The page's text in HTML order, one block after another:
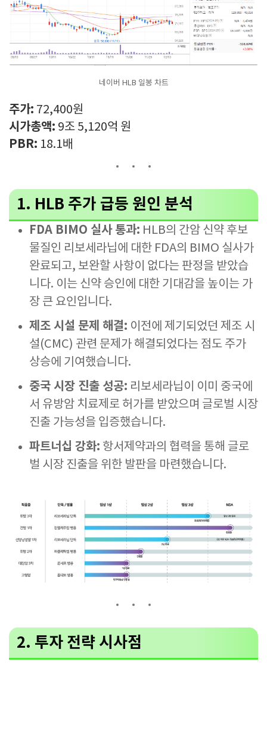
네이버 HLB 일봉 차트
주가: 72,400원
시가총액: 9조 5,120억 원
PBR: 18.1배
1. HLB 주가 급등 원인 분석
FDA BIMO 실사 통과: HLB의 간암 신약 후보
물질인 리보세라닙에 대한 FDA의 BIMO 실사가
완료되고, 보완할 사항이 없다는 판정을 받았습
니다. 이는 신약 승인에 대한 기대감을 높이는 가
장 큰 요인입니다.
제조 시설 문제 해결: 이전에 제기되었던 제조 시
설(CMC) 관련 문제가 해결되었다는 점도 주가
상승에 기여했습니다.
중국 시장 진출 성공: 리보세라닙이 이미 중국에
서 유방암 치료제로 허가를 받았으며 글로벌 시장
진출 가능성을 입증했습니다.
파트너십 강화: 항서제약과의 협력을 통해 글로
벌 시장 진출을 위한 발판을 마련했습니다.
2. 투자 전략 시사점